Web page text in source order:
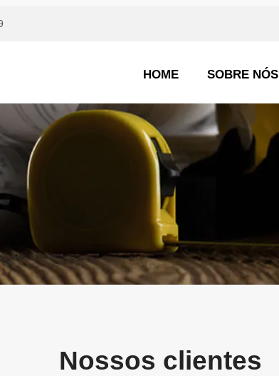
HOME SOBRE NÓS
Nossos clientes